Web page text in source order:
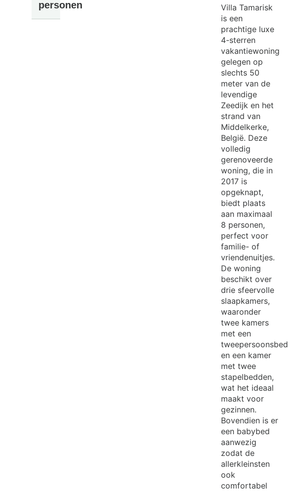
personen
Villa Tamarisk
is een
prachtige luxe
4-sterren
vakantiewoning
gelegen op
slechts 50
meter van de
levendige
Zeedijk en het
strand van
Middelkerke,
België. Deze
volledig
gerenoveerde
woning, die in
2017 is
opgeknapt,
biedt plaats
aan maximaal
8 personen,
perfect voor
familie- of
vriendenuitjes.
De woning
beschikt over
drie sfeervolle
slaapkamers,
waaronder
twee kamers
met een
tweepersoonsbed
en een kamer
met twee
stapelbedden,
wat het ideaal
maakt voor
gezinnen.
Bovendien is er
een babybed
aanwezig
zodat de
allerkleinsten
ook
comfortabel